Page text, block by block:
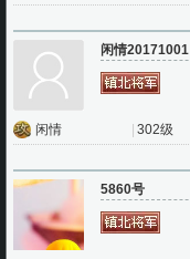
闲情20171001
闲情 302级
5860号